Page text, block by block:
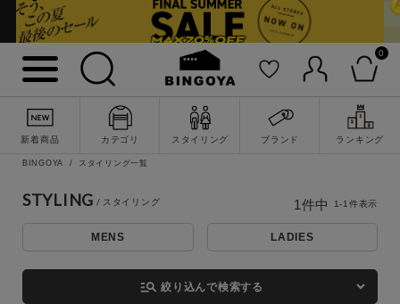
0
新着商品 カテゴリ スタイリング ブランド ランキング
詳細検索
BINGOYA スタイリング一覧
STYLING
MENS LADIES
manage_search 絞り込んで検索する
1 件中 1-1件表示